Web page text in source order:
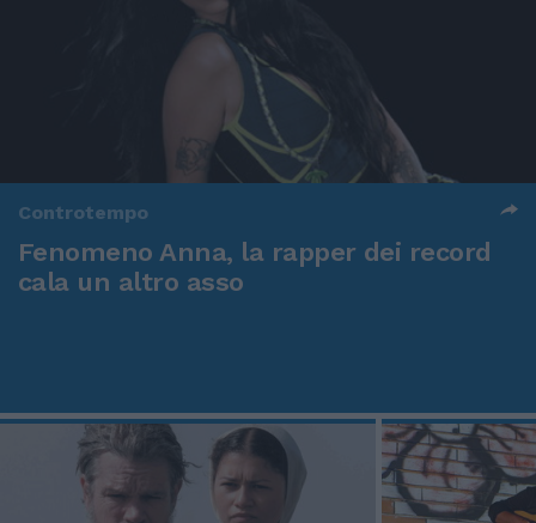
Controtempo
Fenomeno Anna, la rapper dei record
cala un altro asso